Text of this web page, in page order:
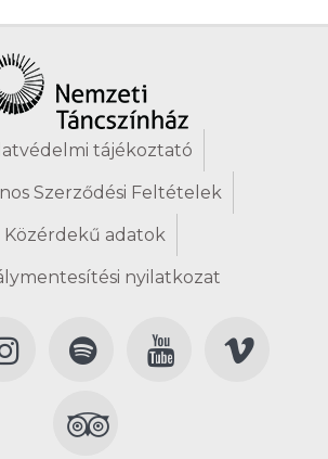
tájékoztató
Szerződési Feltételek
Közérdekű adatok
nyilatkozat